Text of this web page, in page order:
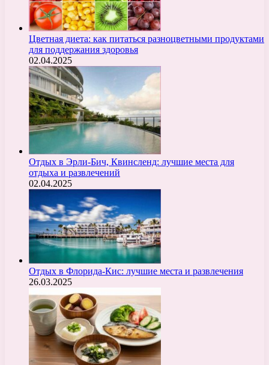
Цветная диета: как питаться разноцветными продуктами
для поддержания здоровья
02.04.2025
Отдых в Эрли-Бич, Квинсленд: лучшие места для
отдыха и развлечений
02.04.2025
Отдых в Флорида-Кис: лучшие места и развлечения
26.03.2025